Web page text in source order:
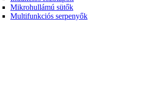
Mikrohullámú sütők
Multifunkciós serpenyők